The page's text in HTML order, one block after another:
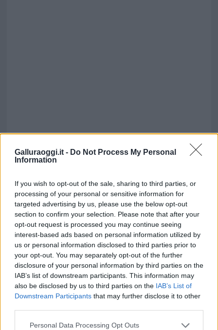
Galluraoggi.it - Do Not Process My Personal
Information
If you wish to opt-out of the sale, sharing to third parties, or
processing of your personal or sensitive information for
targeted advertising by us, please use the below opt-out
section to confirm your selection. Please note that after your
opt-out request is processed you may continue seeing
interest-based ads based on personal information utilized by
us or personal information disclosed to third parties prior to
your opt-out. You may separately opt-out of the further
disclosure of your personal information by third parties on the
IAB’s list of downstream participants. This information may
also be disclosed by us to third parties on the IAB’s List of
Downstream Participants that may further disclose it to other
Please note that this website/app uses one or more Google
Personal Data Processing Opt Outs